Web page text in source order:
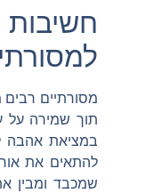
מסורתיים
תוך שמירה על
במציאת אהבה
להתאים את